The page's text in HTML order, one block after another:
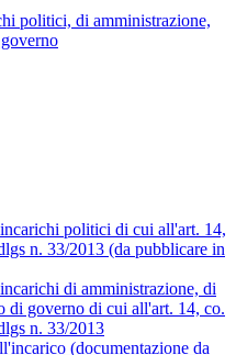
politici, di amministrazione,
politici di cui all'art. 14,
n. 33/2013 (da pubblicare in
di amministrazione, di
di governo di cui all'art. 14, co.
n. 33/2013
(documentazione da